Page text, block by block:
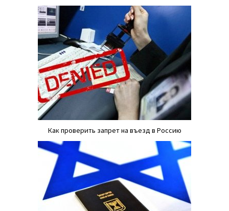
Как проверить запрет на въезд в Россию